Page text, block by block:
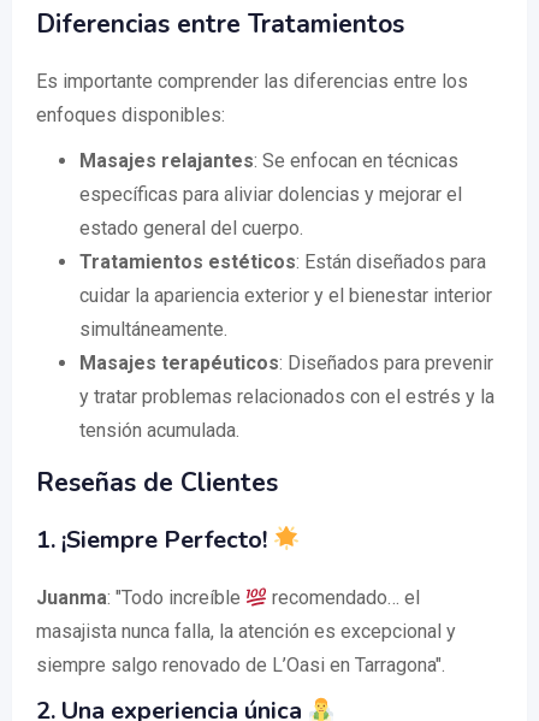
Diferencias entre Tratamientos
Es importante comprender las diferencias entre los
enfoques disponibles:
Masajes relajantes: Se enfocan en técnicas
específicas para aliviar dolencias y mejorar el
estado general del cuerpo.
Tratamientos estéticos: Están diseñados para
cuidar la apariencia exterior y el bienestar interior
simultáneamente.
Masajes terapéuticos: Diseñados para prevenir
y tratar problemas relacionados con el estrés y la
tensión acumulada.
Reseñas de Clientes
1. ¡Siempre Perfecto!
Juanma: "Todo increíble
recomendado… el
masajista nunca falla, la atención es excepcional y
siempre salgo renovado de L’Oasi en Tarragona".
2. Una experiencia única